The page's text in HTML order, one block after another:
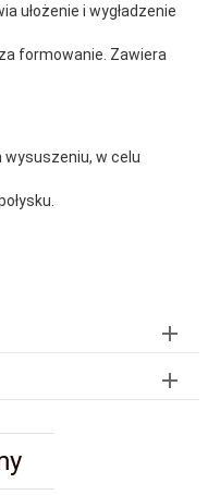
ułożenie i wygładzenie
formowanie. Zawiera
wysuszeniu, w celu